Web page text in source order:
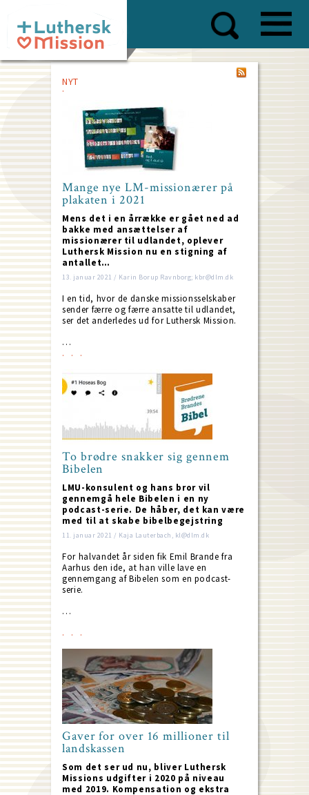
main
content
NYT
Mange nye LM-missionærer på
plakaten i 2021
Mens det i en årrække er gået ned ad
bakke med ansættelser af
missionærer til udlandet, oplever
Luthersk Mission nu en stigning af
antallet…
13. januar 2021 / Karin Borup Ravnborg; kbr@dlm.dk
I en tid, hvor de danske missionsselskaber
sender færre og færre ansatte til udlandet,
ser det anderledes ud for Luthersk Mission.
…
To brødre snakker sig gennem
Bibelen
LMU-konsulent og hans bror vil
gennemgå hele Bibelen i en ny
podcast-serie. De håber, det kan være
med til at skabe bibelbegejstring
11. januar 2021 / Kaja Lauterbach, kl@dlm.dk
For halvandet år siden fik Emil Brande fra
Aarhus den ide, at han ville lave en
gennemgang af Bibelen som en podcast-
serie.
…
Gaver for over 16 millioner til
landskassen
Som det ser ud nu, bliver Luthersk
Missions udgifter i 2020 på niveau
med 2019. Kompensation og ekstra